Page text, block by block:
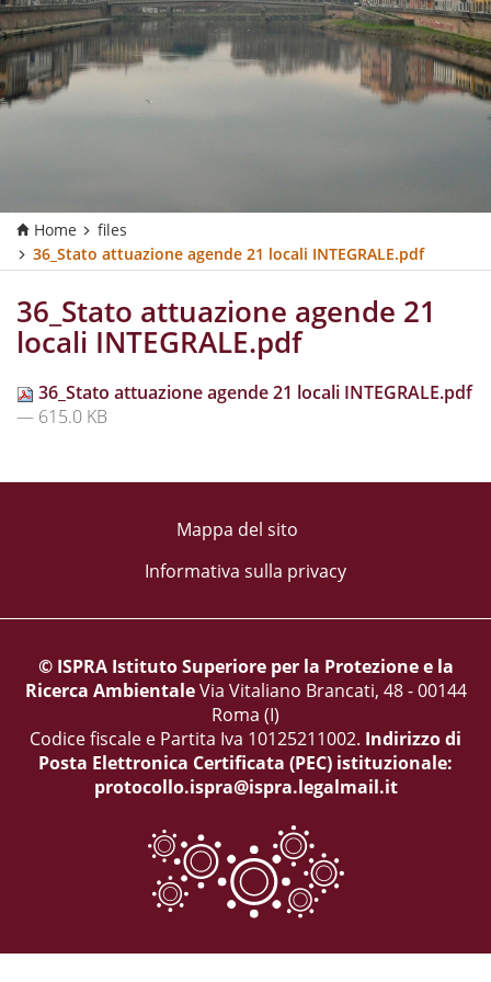
Home
files
36_Stato attuazione agende 21 locali INTEGRALE.pdf
36_Stato attuazione agende 21
locali INTEGRALE.pdf
36_Stato attuazione agende 21 locali INTEGRALE.pdf
— 615.0 KB
Mappa del sito
Informativa sulla privacy
© ISPRA Istituto Superiore per la Protezione e la
Ricerca AmbientaleVia Vitaliano Brancati, 48 - 00144
Roma (I)
Codice fiscale e Partita Iva 10125211002. Indirizzo di
Posta Elettronica Certificata (PEC) istituzionale:
protocollo.ispra@ispra.legalmail.it